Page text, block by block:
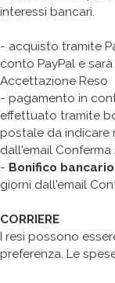
interessi bancari.
- acquisto tramite
conto PayPal e
Accettazione Reso
- pagamento in
effettuato tramite
postale da indicare
dall'email
- Bonifico
giorni dall'email
CORRIERE
I resi possono
preferenza. Le